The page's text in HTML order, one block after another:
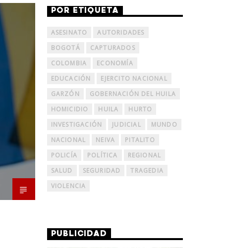
POR ETIQUETA
ASESINATO
AUTORIDADES
BOGOTÁ
CAPTURADOS
COLOMBIA
ECONOMÍA
EDUCACIÓN
EJERCITO NACIONAL
GARZÓN
GOBERNACIÓN DEL HUILA
HOMICIDIO
HUILA
HURTO
INVESTIGACIÓN
JUDICIAL
MUNDO
NACIONAL
NEIVA
PITALITO
POLICÍA
POLÍTICA
REGIONAL
SALUD
SEGURIDAD
TRAGEDIA
VIOLENCIA
PUBLICIDAD